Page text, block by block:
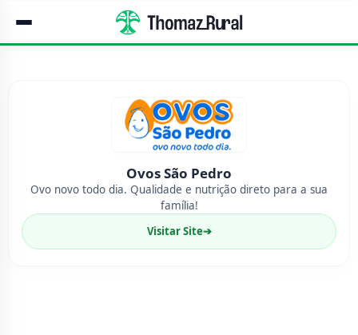
Ovos São Pedro
Ovo novo todo dia. Qualidade e nutrição direto para a sua
família!
Visitar Site➔